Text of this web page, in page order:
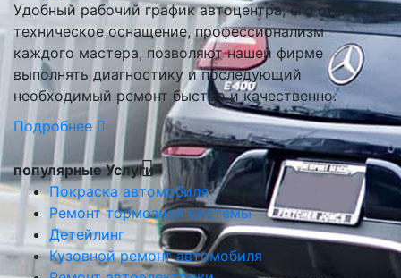
Удобный рабочий график автоцентра, его отличное
техническое оснащение, профессионализм
каждого мастера, позволяют нашей фирме
выполнять диагностику и последующий
необходимый ремонт быстро и качественно.
Подробнее
популярные Услуги
Покраска автомобиля
Ремонт тормозной системы
Детейлинг
Кузовной ремонт автомобиля